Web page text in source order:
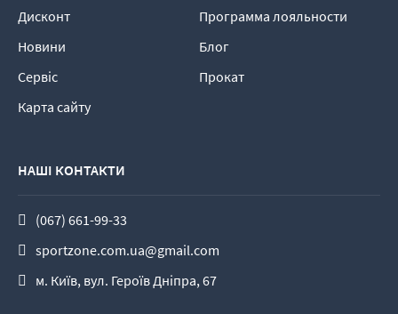
Дисконт
Программа лояльности
Новини
Блог
Сервіс
Прокат
Карта сайту
НАШІ КОНТАКТИ
(067) 661-99-33
sportzone.com.ua@gmail.com
м. Київ, вул. Героїв Дніпра, 67